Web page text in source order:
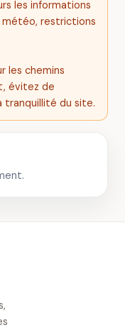
les informations
restrictions
les chemins
évitez de
tranquillité du site.